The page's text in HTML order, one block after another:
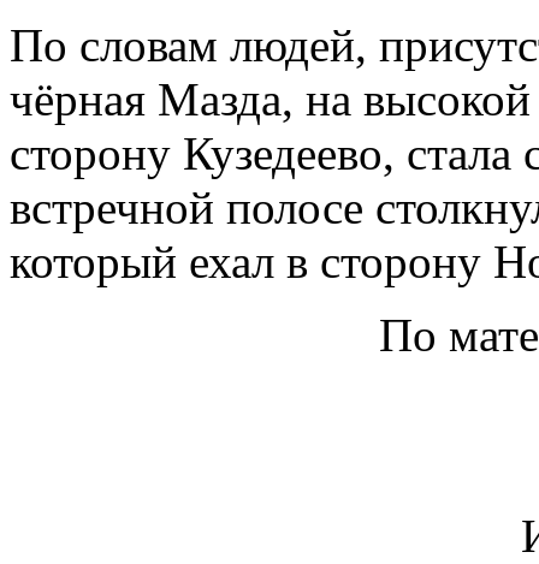
По словам людей,
чёрная Мазда, на
сторону Кузедеево,
встречной полосе
который ехал в сторону
По